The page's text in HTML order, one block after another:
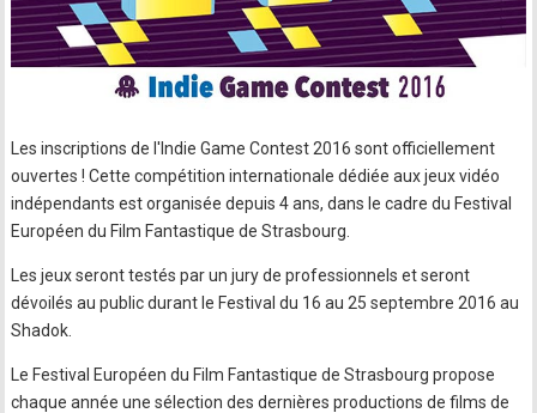
Les inscriptions de l'Indie Game Contest 2016 sont officiellement
ouvertes ! Cette compétition internationale dédiée aux jeux vidéo
indépendants est organisée depuis 4 ans, dans le cadre du Festival
Européen du Film Fantastique de Strasbourg.
Les jeux seront testés par un jury de professionnels et seront
dévoilés au public durant le Festival du 16 au 25 septembre 2016 au
Shadok.
Le Festival Européen du Film Fantastique de Strasbourg propose
chaque année une sélection des dernières productions de films de